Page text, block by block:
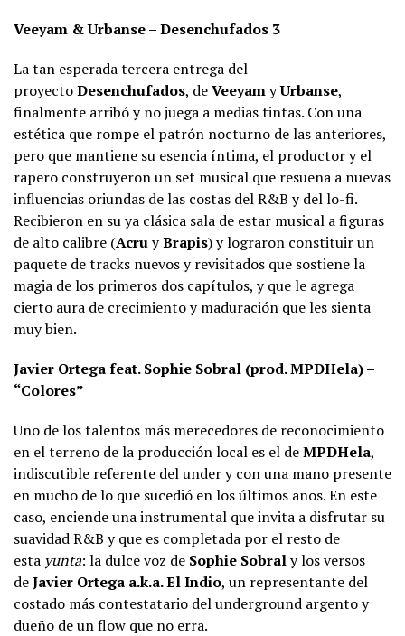
Veeyam & Urbanse – Desenchufados 3
La tan esperada tercera entrega del
proyectoDesenchufados, deVeeyamyUrbanse,
finalmente arribó y no juega a medias tintas. Con una
estética que rompe el patrón nocturno de las anteriores,
pero que mantiene su esencia íntima, el productor y el
rapero construyeron un set musical que resuena a nuevas
influencias oriundas de las costas del R&B y del lo-fi.
Recibieron en su ya clásica sala de estar musical a figuras
de alto calibre (AcruyBrapis) y lograron constituir un
paquete de tracks nuevos y revisitados que sostiene la
magia de los primeros dos capítulos, y que le agrega
cierto aura de crecimiento y maduración que les sienta
muy bien.
Javier Ortega feat. Sophie Sobral (prod. MPDHela) –
“Colores”
Uno de los talentos más merecedores de reconocimiento
en el terreno de la producción local es el deMPDHela,
indiscutible referente del under y con una mano presente
en mucho de lo que sucedió en los últimos años. En este
caso, enciende una instrumental que invita a disfrutar su
suavidad R&B y que es completada por el resto de
esta yunta: la dulce voz de Sophie Sobraly los versos
deJavier Ortega a.k.a. El Indio, un representante del
costado más contestatario del underground argento y
dueño de un flow que no erra.